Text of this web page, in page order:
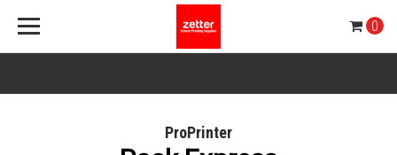
0
ProPrinter